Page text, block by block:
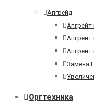
Апгрейд
Апгрейт
Апгрейт
Апгрейт
Замена
Оргтехника